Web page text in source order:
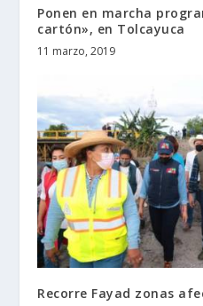
Ponen en marcha
cartón», en Tolcayuca
11 marzo, 2019
Recorre Fayad zonas